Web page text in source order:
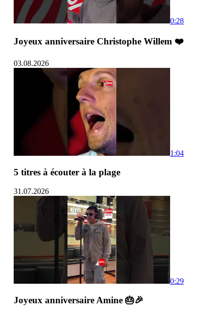
0:28
Joyeux anniversaire Christophe Willem ❤️
03.08.2026
1:04
5 titres à écouter à la plage
31.07.2026
0:29
Joyeux anniversaire Amine 🎂🎉